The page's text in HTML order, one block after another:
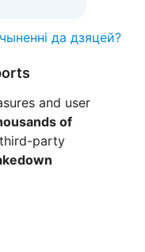
да дзяцей?
and user
of
party